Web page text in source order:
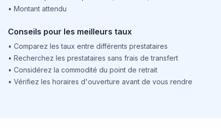
• Montant attendu
Conseils pour les meilleurs taux
• Comparez les taux entre différents prestataires
• Recherchez les prestataires sans frais de transfert
• Considérez la commodité du point de retrait
• Vérifiez les horaires d'ouverture avant de vous rendre